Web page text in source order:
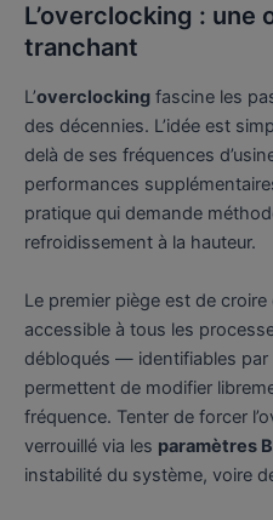
L’overclocking : une
tranchant
L’overclocking fascine les
des décennies. L’idée est
delà de ses fréquences
performances
pratique qui demande
refroidissement à la hauteur.
Le premier piège est de
accessible à tous les
débloqués — identifiables
permettent de modifier
fréquence. Tenter de forcer
verrouillé via les paramètres
instabilité du système, voire